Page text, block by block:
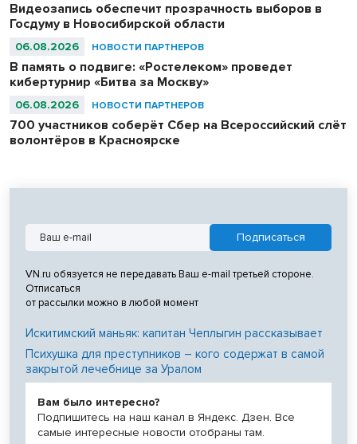
Видеозапись обеспечит прозрачность выборов в
Госдуму в Новосибирской области
06.08.2026 НОВОСТИ ПАРТНЕРОВ
В память о подвиге: «Ростелеком» проведет
кибертурнир «Битва за Москву»
06.08.2026 НОВОСТИ ПАРТНЕРОВ
700 участников соберёт Сбер на Всероссийский слёт
волонтёров в Красноярске
VN.ru обязуется не передавать Ваш e-mail третьей стороне.
Отписаться
от рассылки можно в любой момент
Искитимский маньяк: капитан Чеплыгин рассказывает
Психушка для преступников – кого содержат в самой
закрытой лечебнице за Уралом
Вам было интересно?
Подпишитесь на наш канал в Яндекс. Дзен. Все
самые интересные новости отобраны там.